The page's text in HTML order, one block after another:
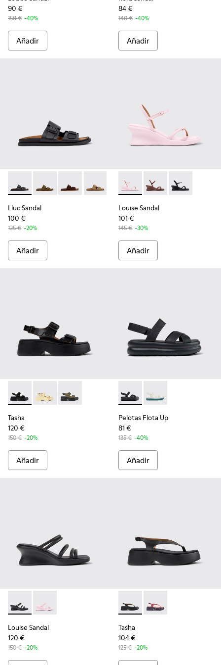
90 €
150 € -40%
Añadir
84 €
140 € -40%
Añadir
Lluc Sandal - K201881-001 - Sandalias de piel negras para
Lluc Sandal - K201881-006
Lluc Sandal - K201881-005
Lluc Sandal - K201881-003 -
Lluc Sandal - K201881-002
Lluc Sandal
100 €
125 € -20%
Añadir
Louise Sandal - K201916-
Louise Sandal -
Louise Sandal
Louise Sandal
101 €
145 € -30%
Añadir
Tasha - K201712-001 - Sandalias de piel negras para mujer.
Tasha - K201712-005
Tasha - K201712-004
Tasha
120 €
150 € -20%
Añadir
Pelotas Flota Up -
Pelotas Flota Up -
Pelotas Flota Up
81 €
135 € -40%
Añadir
Louise Sandal - K201938-001 - Sandalias de piel negras para
Louise Sandal - K201938-003 - Sandalias de piel rosa
Louise Sandal
120 €
150 € -20%
Tasha - K201859-001 -
Tasha - K201859-003
Tasha
104 €
125 € -20%